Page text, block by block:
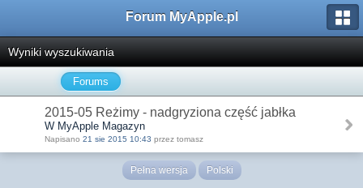
Forum MyApple.pl
Wyniki wyszukiwania
Forums
2015-05 Reżimy - nadgryziona część jabłka
W MyApple Magazyn
Napisano 21 sie 2015 10:43 przez tomasz
Pełna wersja Polski